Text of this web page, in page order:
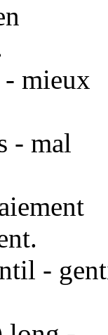
mieux
- mal
-